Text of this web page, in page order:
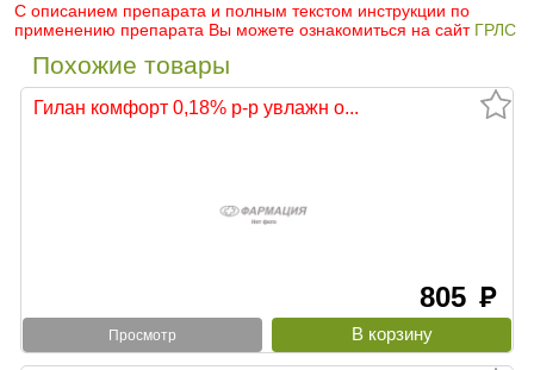
С описанием препарата и полным текстом инструкции по
применению препарата Вы можете ознакомиться на сайт ГРЛС
Похожие товары
Гилан комфорт 0,18% р-р увлажн о...
805 руб
Просмотр